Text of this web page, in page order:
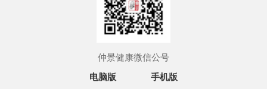
仲景健康微信公号
电脑版 手机版